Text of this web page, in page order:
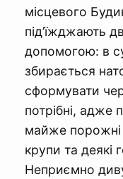
місцевого
під’їжджають
допомогою: в
збирається
сформувати
потрібні, адже
майже порожні
крупи та деякі
Неприємно